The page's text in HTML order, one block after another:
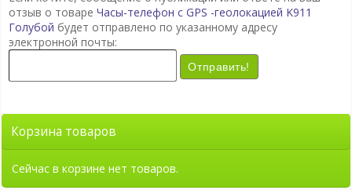
отзыв о товаре Часы-телефон с GPS -геолокацией K911
Голубой будет отправлено по указанному адресу
электронной почты:
Отправить!
Корзина товаров
Сейчас в корзине нет товаров.